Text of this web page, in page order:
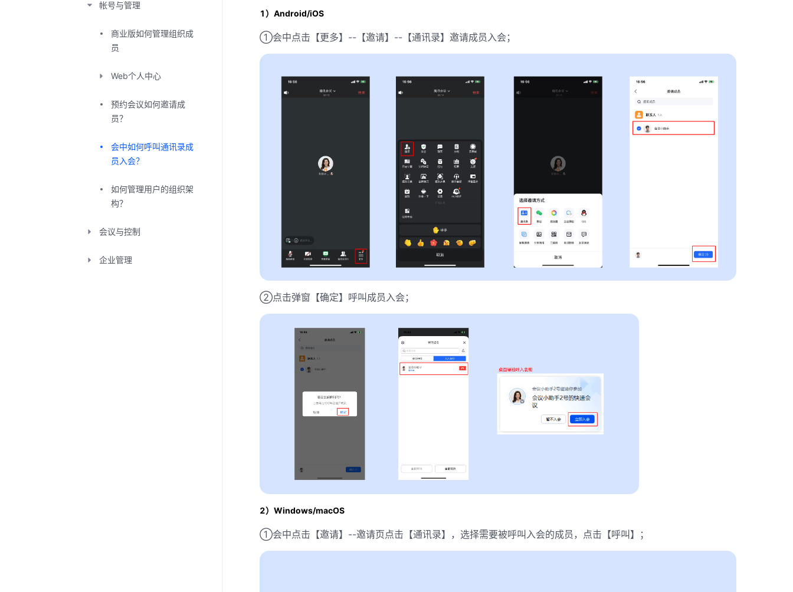
帐号与管理
商业版如何管理组织成
员
Web个人中心
预约会议如何邀请成
员？
会中如何呼叫通讯录成
员入会？
如何管理用户的组织架
构？
会议与控制
企业管理
1）Android/iOS
①会中点击【更多】--【邀请】--【通讯录】邀请成员入会；
②点击弹窗【确定】呼叫成员入会；
2）Windows/macOS
①会中点击【邀请】--邀请页点击【通讯录】，选择需要被呼叫入会的成员，点击【呼叫】；